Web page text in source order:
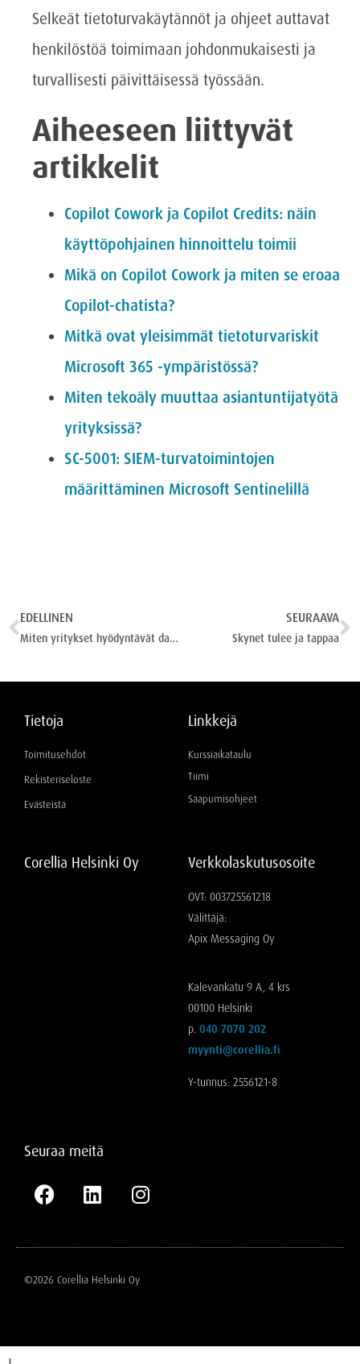
Selkeät tietoturvakäytännöt ja ohjeet auttavat
henkilöstöä toimimaan johdonmukaisesti ja
turvallisesti päivittäisessä työssään.
Aiheeseen liittyvät
artikkelit
Copilot Cowork ja Copilot Credits: näin
käyttöpohjainen hinnoittelu toimii
Mikä on Copilot Cowork ja miten se eroaa
Copilot-chatista?
Mitkä ovat yleisimmät tietoturvariskit
Microsoft 365 -ympäristössä?
Miten tekoäly muuttaa asiantuntijatyötä
yrityksissä?
SC-5001: SIEM-turvatoimintojen
määrittäminen Microsoft Sentinelillä
EDELLINEN
Miten yritykset hyödyntävät dataa päätöksenteon tukena?
SEURAAVA
Skynet tulee ja tappaa
Tietoja
Toimitusehdot
Rekisteriseloste
Evästeistä
Linkkejä
Kurssiaikataulu
Tiimi
Saapumisohjeet
Corellia Helsinki Oy Verkkolaskutusosoite
OVT: 003725561218
Välittäjä:
Apix Messaging Oy
Kalevankatu 9 A, 4 krs
00100 Helsinki
p. 040 7070 202
myynti@corellia.fi
Y-tunnus: 2556121-8
Seuraa meitä
©2026 Corellia Helsinki Oy